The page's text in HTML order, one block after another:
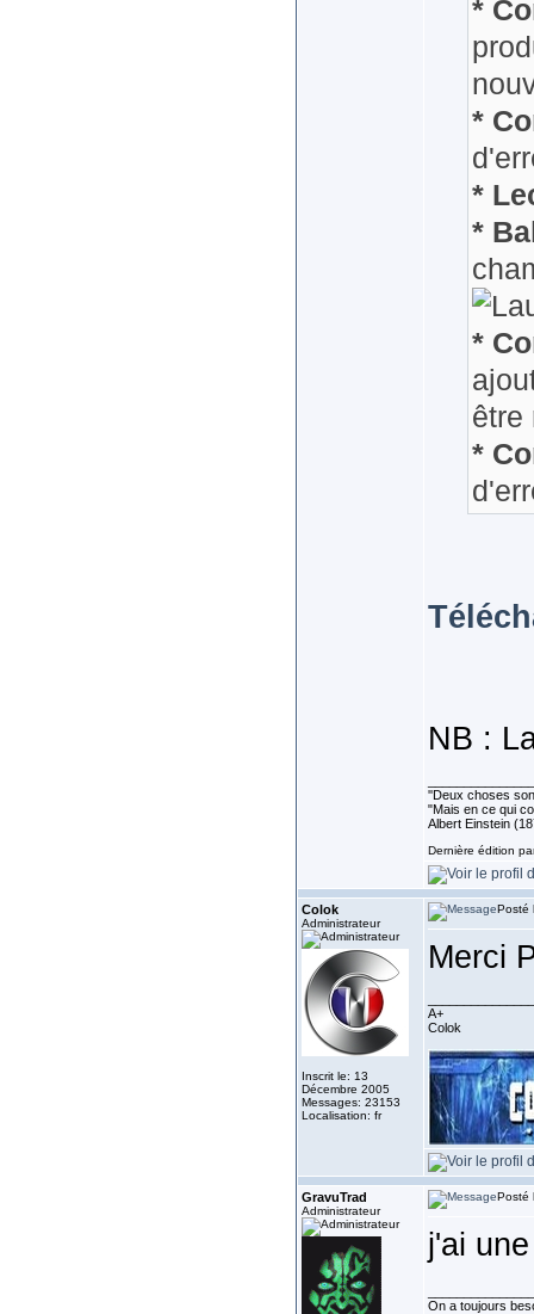
*
*
*
*
*
être
*
NB :
''Deux choses
"Mais en ce qui
Albert Einstein
Dernière édition
Colok
Administrateur
Inscrit le: 13
Décembre 2005
Messages: 23153
Localisation: fr
Posté
Merci
A+
Colok
GravuTrad
Administrateur
Posté
j'ai
On a toujours